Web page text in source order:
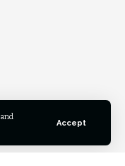
and
Accept